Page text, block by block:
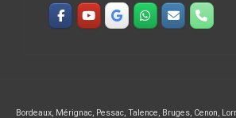
Bordeaux, Mérignac, Pessac, Talence, Bruges, Cenon,